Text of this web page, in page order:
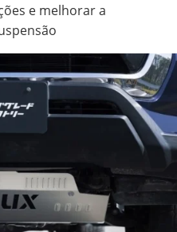
e melhorar a